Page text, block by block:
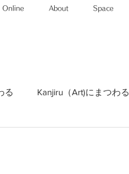
Online About Space
る Kanjiru（Art)にまつわる